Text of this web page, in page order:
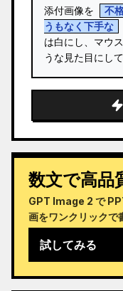
添付画像を
不
うもなく下手な
は白にし、マウ
うな見た目にし
数文で高品
GPT Image 2 で
画をワンクリックで
試してみる